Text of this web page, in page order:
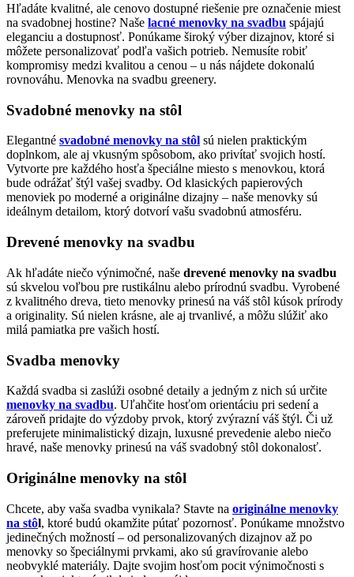
Hľadáte kvalitné, ale cenovo dostupné riešenie pre označenie miest
na svadobnej hostine? Naše lacné menovky na svadbu spájajú
eleganciu a dostupnosť. Ponúkame široký výber dizajnov, ktoré si
môžete personalizovať podľa vašich potrieb. Nemusíte robiť
kompromisy medzi kvalitou a cenou – u nás nájdete dokonalú
rovnováhu. Menovka na svadbu greenery.
Svadobné menovky na stôl
Elegantné svadobné menovky na stôl sú nielen praktickým
doplnkom, ale aj vkusným spôsobom, ako privítať svojich hostí.
Vytvorte pre každého hosťa špeciálne miesto s menovkou, ktorá
bude odrážať štýl vašej svadby. Od klasických papierových
menoviek po moderné a originálne dizajny – naše menovky sú
ideálnym detailom, ktorý dotvorí vašu svadobnú atmosféru.
Drevené menovky na svadbu
Ak hľadáte niečo výnimočné, naše drevené menovky na svadbu
sú skvelou voľbou pre rustikálnu alebo prírodnú svadbu. Vyrobené
z kvalitného dreva, tieto menovky prinesú na váš stôl kúsok prírody
a originality. Sú nielen krásne, ale aj trvanlivé, a môžu slúžiť ako
milá pamiatka pre vašich hostí.
Svadba menovky
Každá svadba si zaslúži osobné detaily a jedným z nich sú určite
menovky na svadbu. Uľahčite hosťom orientáciu pri sedení a
zároveň pridajte do výzdoby prvok, ktorý zvýrazní váš štýl. Či už
preferujete minimalistický dizajn, luxusné prevedenie alebo niečo
hravé, naše menovky prinesú na váš svadobný stôl dokonalosť.
Originálne menovky na stôl
Chcete, aby vaša svadba vynikala? Stavte na originálne menovky
na stôl, ktoré budú okamžite pútať pozornosť. Ponúkame množstvo
jedinečných možností – od personalizovaných dizajnov až po
menovky so špeciálnymi prvkami, ako sú gravírovanie alebo
neobvyklé materiály. Dajte svojim hosťom pocit výnimočnosti s